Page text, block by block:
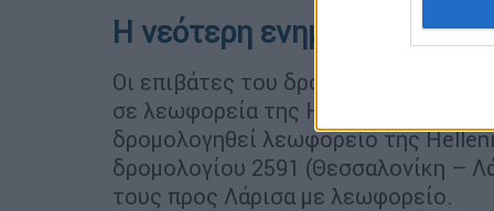
Η νεότερη ενημέρωση
Οι επιβάτες του δρομολογίου 1734
σε λεωφορεία της Hellenic Train με
δρομολογηθεί λεωφορείο της
δρομολογίου 2591 (Θεσσαλονίκη –
τους προς Λάρισα με λεωφορείο.